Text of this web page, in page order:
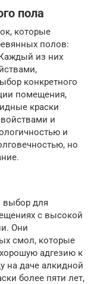
пола
которые
полов:
из них
конкретного
помещения,
краски
и
и
но
выбор для
с высокой
Они
смол, которые
адгезию к
на даче алкидной
более пяти лет,